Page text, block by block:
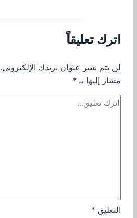
اترك تعليقاً
لن يتم نشر عنوان بريدك الإلكتروني.
مشار إليها بـ *
التعليق *